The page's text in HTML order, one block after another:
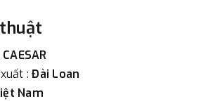
HươngĐịa chỉ : 23 phố Cát Linh,
Đống Đa, Hà Nội.
ngân hàng
CAESAR
:Đài Loan
Nam